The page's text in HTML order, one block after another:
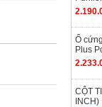
Ổ
Plus
CỘT
INCH)